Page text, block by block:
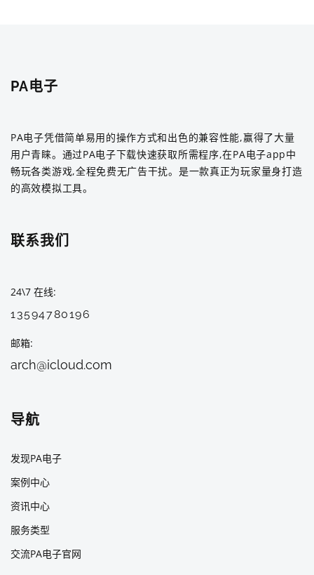
PA电子
PA电子凭借简单易用的操作方式和出色的兼容性能,赢得了大量
用户青睐。通过PA电子下载快速获取所需程序,在PA电子app中
畅玩各类游戏,全程免费无广告干扰。是一款真正为玩家量身打造
的高效模拟工具。
联系我们
24\7 在线
13594780196
邮箱
arch@icloud.com
导航
发现PA电子
案例中心
资讯中心
服务类型
交流PA电子官网